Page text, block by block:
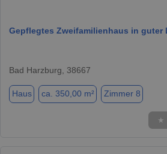
Gepflegtes Zweifamilienhaus in guter
Bad Harzburg, 38667
Haus ca. 350,00 m² Zimmer 8
★